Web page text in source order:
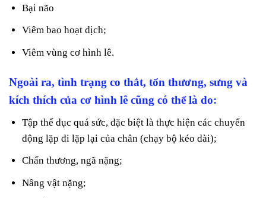
Bại não
Viêm bao hoạt dịch;
Viêm vùng cơ hình lê.
Ngoài ra, tình trạng co thắt, tổn thương, sưng và
kích thích của cơ hình lê cũng có thể là do:
Tập thể dục quá sức, đặc biệt là thực hiện các chuyển
động lặp đi lặp lại của chân (chạy bộ kéo dài);
Chấn thương, ngã nặng;
Nâng vật nặng;